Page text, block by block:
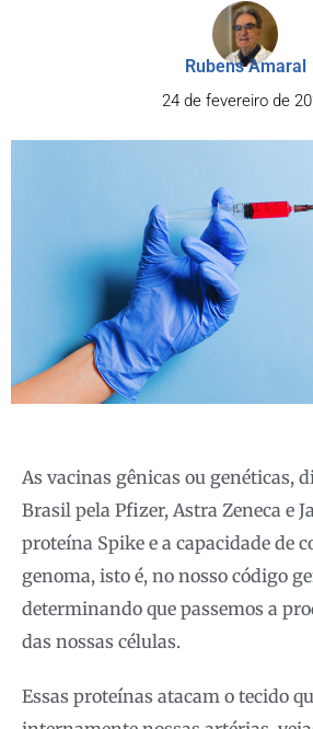
Rubens Amaral
24 de fevereiro de
As vacinas gênicas ou genéticas,
Brasil pela Pfizer, Astra Zeneca e
proteína Spike e a capacidade de
genoma, isto é, no nosso código
determinando que passemos a
das nossas células.
Essas proteínas atacam o tecido